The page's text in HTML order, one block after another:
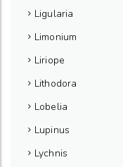
Ligularia
Limonium
Liriope
Lithodora
Lobelia
Lupinus
Lychnis